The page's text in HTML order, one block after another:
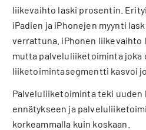
liikevaihto laski prosentin.
iPadien ja iPhonejen myynti
verrattuna. iPhonen liikevaihto
mutta palveluliiketoiminta joka
liiketoimintasegmentti kasvoi
Palveluliiketoiminta teki
ennätykseen ja
korkeammalla kuin koskaan.